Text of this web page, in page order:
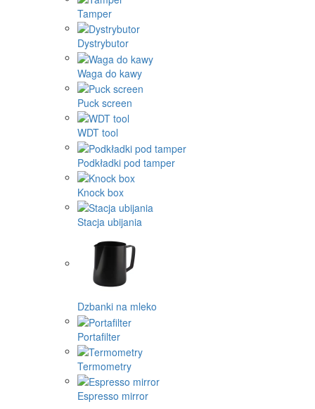
Tamper
Dystrybutor
Waga do kawy
Puck screen
WDT tool
Podkładki pod tamper
Knock box
Stacja ubijania
Dzbanki na mleko
Portafilter
Termometry
Espresso mirror